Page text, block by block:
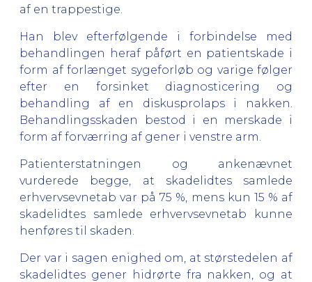
af en trappestige.
Han blev efterfølgende i forbindelse med
behandlingen heraf påført en patientskade i
form af forlænget sygeforløb og varige følger
efter en forsinket diagnosticering og
behandling af en diskusprolaps i nakken.
Behandlingsskaden bestod i en merskade i
form af forværring af gener i venstre arm.
Patienterstatningen og ankenævnet
vurderede begge, at skadelidtes samlede
erhvervsevnetab var på 75 %, mens kun 15 % af
skadelidtes samlede erhvervsevnetab kunne
henføres til skaden.
Der var i sagen enighed om, at størstedelen af
skadelidtes gener hidrørte fra nakken, og at